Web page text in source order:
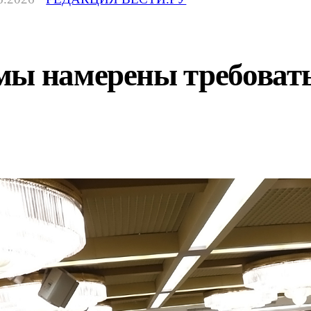
намерены